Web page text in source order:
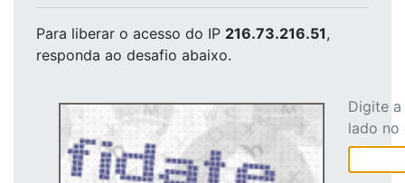
Para liberar o acesso do IP 216.73.216.51,
responda ao desafio abaixo.
Digite
lado no